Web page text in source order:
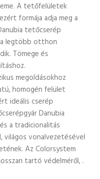
A tetőfelületek
formája adja meg a
tetőcserép
a legtöbb otthon
Tömege és
megoldásokhoz
homogén felület
ideális cserép
Danubia
a tradicionalitás
világos vonalvezetésével
Az Colorsystem
tartó védelméről, .